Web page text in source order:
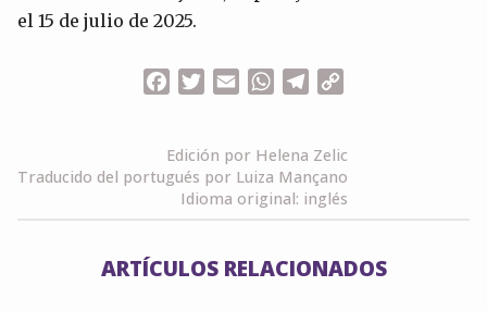
el 15 de julio de 2025.
FacebookTwitterEmailWhatsApp
Telegram
Edición por Helena Zelic
Traducido del portugués por Luiza Mançano
Idioma original: inglés
ARTÍCULOS RELACIONADOS